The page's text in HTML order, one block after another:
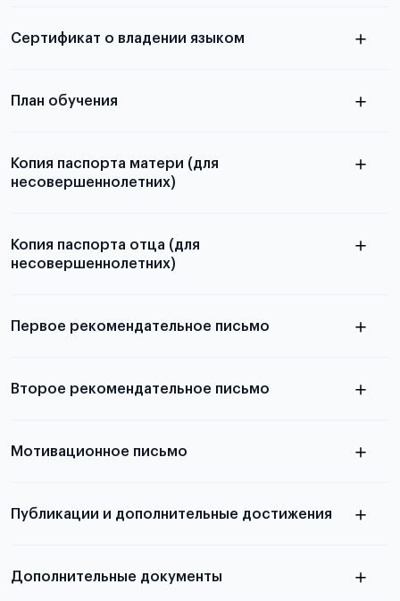
Для примеров заполнения и пустых
Сертификат о владении языком
План обучения
Копия паспорта матери (для
несовершеннолетних)
Копия паспорта отца (для
несовершеннолетних)
выезда
Первое рекомендательное письмо
письма
Второе рекомендательное письмо
письма
Мотивационное письмо
статье
Публикации и дополнительные достижения
Дополнительные документы